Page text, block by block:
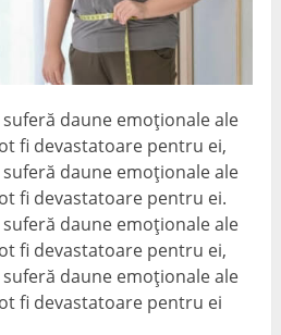
daune emoționale ale
fi devastatoare pentru ei,
daune emoționale ale
fi devastatoare pentru ei.
daune emoționale ale
fi devastatoare pentru ei,
daune emoționale ale
fi devastatoare pentru ei